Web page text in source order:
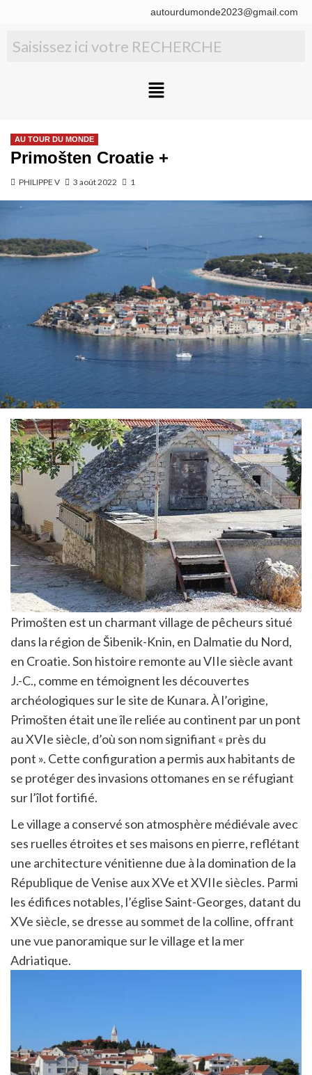
autourdumonde2023@gmail.com
AU TOUR DU MONDE
Primošten Croatie +
PHILIPPE V 3 août 2022 1
Primošten est un charmant village de pêcheurs situé
dans la région de Šibenik-Knin, en Dalmatie du Nord,
en Croatie. Son histoire remonte au VIIe siècle avant
J.-C., comme en témoignent les découvertes
archéologiques sur le site de Kunara. À l’origine,
Primošten était une île reliée au continent par un pont
au XVIe siècle, d’où son nom signifiant « près du
pont ». Cette configuration a permis aux habitants de
se protéger des invasions ottomanes en se réfugiant
sur l’îlot fortifié.
Le village a conservé son atmosphère médiévale avec
ses ruelles étroites et ses maisons en pierre, reflétant
une architecture vénitienne due à la domination de la
République de Venise aux XVe et XVIIe siècles. Parmi
les édifices notables, l’église Saint-Georges, datant du
XVe siècle, se dresse au sommet de la colline, offrant
une vue panoramique sur le village et la mer
Adriatique.